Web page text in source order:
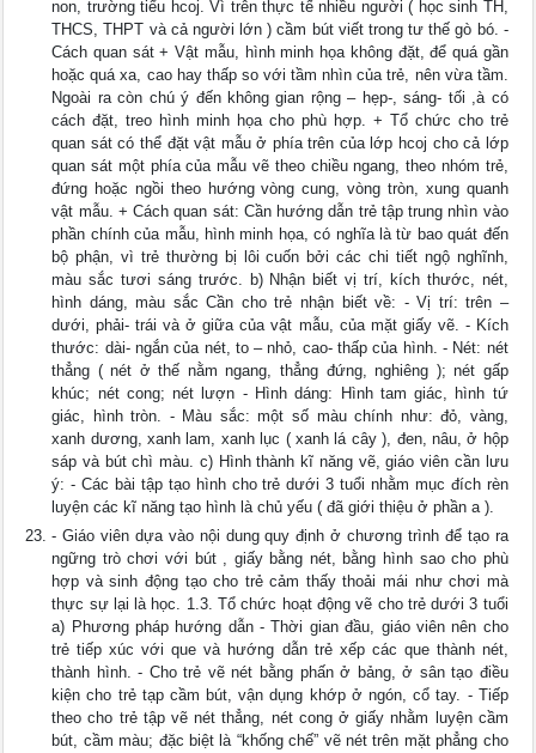
non, trường tiểu hcoj. Vì trên thực tế nhiều người ( học sinh TH,
THCS, THPT và cả người lớn ) cầm bút viết trong tư thế gò bó. -
Cách quan sát + Vật mẫu, hình minh họa không đặt, để quá gần
hoặc quá xa, cao hay thấp so với tầm nhìn của trẻ, nên vừa tầm.
Ngoài ra còn chú ý đến không gian rộng – hẹp-, sáng- tối ,à có
cách đặt, treo hình minh họa cho phù hợp. + Tổ chức cho trẻ
quan sát có thể đặt vật mẫu ở phía trên của lớp hcoj cho cả lớp
quan sát một phía của mẫu vẽ theo chiều ngang, theo nhóm trẻ,
đứng hoặc ngồi theo hướng vòng cung, vòng tròn, xung quanh
vật mẫu. + Cách quan sát: Cần hướng dẫn trẻ tập trung nhìn vào
phần chính của mẫu, hình minh họa, có nghĩa là từ bao quát đến
bộ phận, vì trẻ thường bị lôi cuốn bởi các chi tiết ngộ nghĩnh,
màu sắc tươi sáng trước. b) Nhận biết vị trí, kích thước, nét,
hình dáng, màu sắc Cần cho trẻ nhận biết về: - Vị trí: trên –
dưới, phải- trái và ở giữa của vật mẫu, của mặt giấy vẽ. - Kích
thước: dài- ngắn của nét, to – nhỏ, cao- thấp của hình. - Nét: nét
thẳng ( nét ở thế nằm ngang, thẳng đứng, nghiêng ); nét gấp
khúc; nét cong; nét lượn - Hình dáng: Hình tam giác, hình tứ
giác, hình tròn. - Màu sắc: một số màu chính như: đỏ, vàng,
xanh dương, xanh lam, xanh lục ( xanh lá cây ), đen, nâu, ở hộp
sáp và bút chì màu. c) Hình thành kĩ năng vẽ, giáo viên cần lưu
ý: - Các bài tập tạo hình cho trẻ dưới 3 tuổi nhằm mục đích rèn
luyện các kĩ năng tạo hình là chủ yếu ( đã giới thiệu ở phần a ).
- Giáo viên dựa vào nội dung quy định ở chương trình để tạo ra
ngững trò chơi với bút , giấy bằng nét, bằng hình sao cho phù
hợp và sinh động tạo cho trẻ cảm thấy thoải mái như chơi mà
thực sự lại là học. 1.3. Tổ chức hoạt động vẽ cho trẻ dưới 3 tuổi
a) Phương pháp hướng dẫn - Thời gian đầu, giáo viên nên cho
trẻ tiếp xúc với que và hướng dẫn trẻ xếp các que thành nét,
thành hình. - Cho trẻ vẽ nét bằng phấn ở bảng, ở sân tạo điều
kiện cho trẻ tạp cầm bút, vận dụng khớp ở ngón, cổ tay. - Tiếp
theo cho trẻ tập vẽ nét thẳng, nét cong ở giấy nhằm luyện cầm
bút, cầm màu; đặc biệt là “khống chế” vẽ nét trên mặt phẳng cho